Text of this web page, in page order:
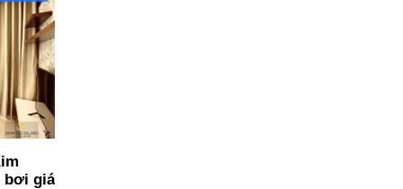
bơi giá